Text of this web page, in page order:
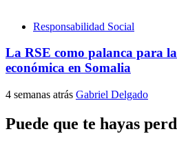
Responsabilidad Social
La RSE como palanca para
económica en Somalia
4 semanas atrás Gabriel Delgado
Puede que te hayas